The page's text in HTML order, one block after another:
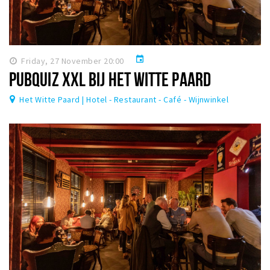
Friday, 27 November 20:00 event
PUBQUIZ XXL BIJ HET WITTE PAARD
Het Witte Paard | Hotel - Restaurant - Café - Wijnwinkel